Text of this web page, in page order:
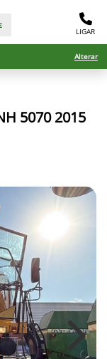
LIGAR
Alterar
5070 2015
Next